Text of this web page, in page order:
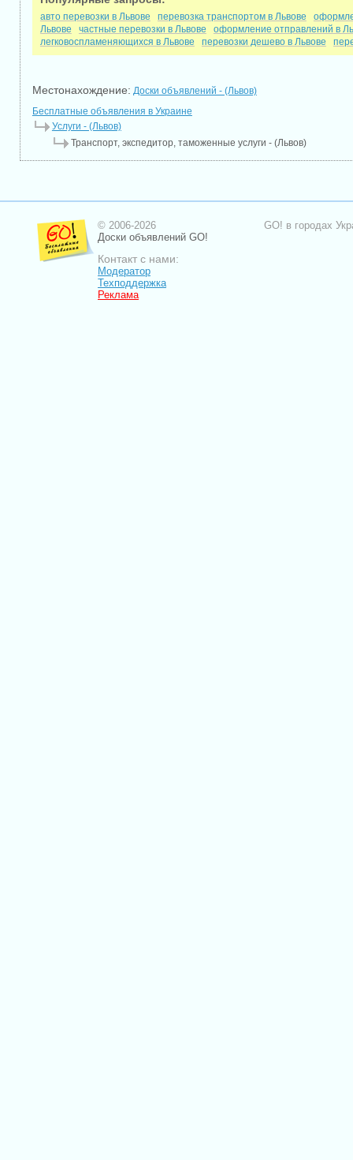
авто перевозки в Львове перевозка транспортом в Львове
Львове
частные перевозки в Львове
оформление отправлений в
легковоспламеняющихся в Львове
перевозки дешево в Львове
Местонахождение: Доски объявлений - (Львов)
Бесплатные объявления в Украине
Услуги - (Львов)
Транспорт, экспедитор, таможенные услуги - (Львов)
© 2006-2026
Доски объявлений GO!
Контакт с нами:
Модератор
Техподдержка
Реклама
GO! в городах